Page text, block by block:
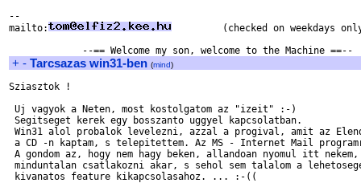
--
mailto:
(checked on weekdays
+ - Tarcsazas win31-ben (mind)
Sziasztok !
Uj vagyok a Neten, most kostolgatom az "izeit" :-)
Segitseget kerek egy bosszanto uggyel kapcsolatban.
Win31 alol probalok levelezni, azzal a progival, amit az
a CD -n kaptam, s telepitettem. Az MS - Internet Mail
A gondom az, hogy nem hagy beken, allandoan nyomul itt
minduntalan csatlakozni akar, s sehol sem talalom a
kivanatos feature kikapcsolasahoz. ... :-((